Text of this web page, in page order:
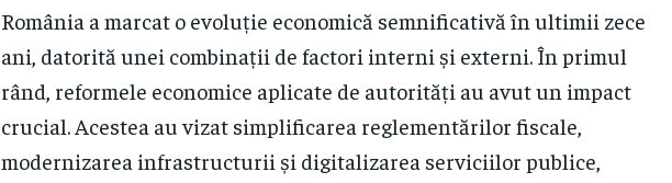
România a marcat o evoluție economică semnificativă în ultimii zece
ani, datorită unei combinații de factori interni și externi. În primul
rând, reformele economice aplicate de autorități au avut un impact
crucial. Acestea au vizat simplificarea reglementărilor fiscale,
modernizarea infrastructurii și digitalizarea serviciilor publice,